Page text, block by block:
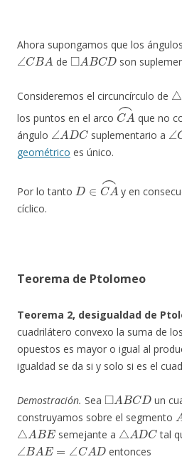
Ahora supongamos que los
∠CBA
de
◻ABCD
son
Consideremos el circuncírculo de
△
los puntos en el arco
CA⌢
que no
ángulo
∠ADC
suplementario a
∠
geométrico es único.
Por lo tanto
A⌢
y en
cíclico.
Teorema de Ptolomeo
Teorema 2, desigualdad de
cuadrilátero convexo la suma de
opuestos es mayor o igual al
igualdad se da si y solo si es el
Demostración. Sea
un
construyamos sobre el segmento
△ABE
semejante a
△ADC
tal
∠BAE= ∠CAD
entonces